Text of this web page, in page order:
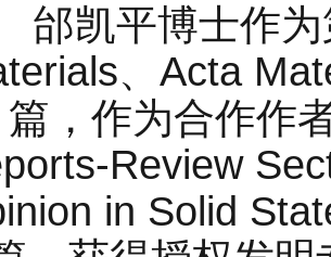
凯平博士作为
、Acta
，作为合作作
Review
in Solid